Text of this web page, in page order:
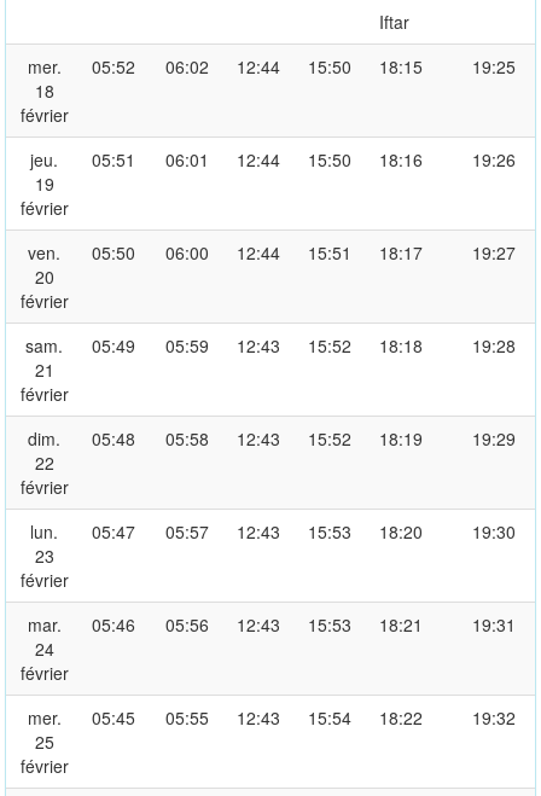
Iftar
mer.
18
février
05:52 06:02 12:44 15:50 18:15 19:25
jeu.
19
février
05:51 06:01 12:44 15:50 18:16 19:26
ven.
20
février
05:50 06:00 12:44 15:51 18:17 19:27
sam.
21
février
05:49 05:59 12:43 15:52 18:18 19:28
dim.
22
février
05:48 05:58 12:43 15:52 18:19 19:29
lun.
23
février
05:47 05:57 12:43 15:53 18:20 19:30
mar.
24
février
05:46 05:56 12:43 15:53 18:21 19:31
mer.
25
février
05:45 05:55 12:43 15:54 18:22 19:32